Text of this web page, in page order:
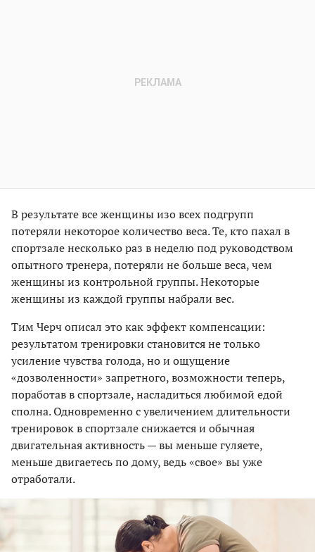
В результате все женщины изо всех подгрупп
потеряли некоторое количество веса. Те, кто пахал в
спортзале несколько раз в неделю под руководством
опытного тренера, потеряли не больше веса, чем
женщины из контрольной группы. Некоторые
женщины из каждой группы набрали вес.
Тим Черч описал это как эффект компенсации:
результатом тренировки становится не только
усиление чувства голода, но и ощущение
«дозволенности» запретного, возможности теперь,
поработав в спортзале, насладиться любимой едой
сполна. Одновременно с увеличением длительности
тренировок в спортзале снижается и обычная
двигательная активность — вы меньше гуляете,
меньше двигаетесь по дому, ведь «свое» вы уже
отработали.